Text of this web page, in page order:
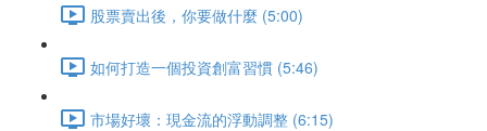
股票賣出後，你要做什麼 (5:00)
如何打造一個投資創富習慣 (5:46)
市場好壞：現金流的浮動調整 (6:15)